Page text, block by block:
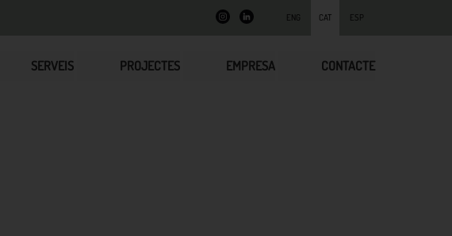
ENG CAT ESP
SERVEIS PROJECTES EMPRESA CONTACTE